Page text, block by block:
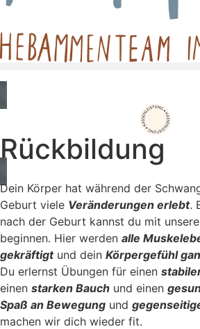
Rückbildung
Dein Körper hat während der
Geburt viele Veränderungen erlebt.
nach der Geburt kannst du mit
beginnen. Hier werden alle
gekräftigtund dein Körpergefühl
Du erlernst Übungen für einen
einen starken Bauch und einen
Spaß an Bewegung und
machen wir dich wieder fit.